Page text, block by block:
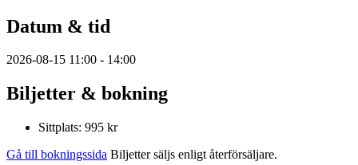
Datum & tid
2026-08-15 11:00 - 14:00
Biljetter & bokning
Sittplats: 995 kr
Gå till bokningssida Biljetter säljs enligt återförsäljare.